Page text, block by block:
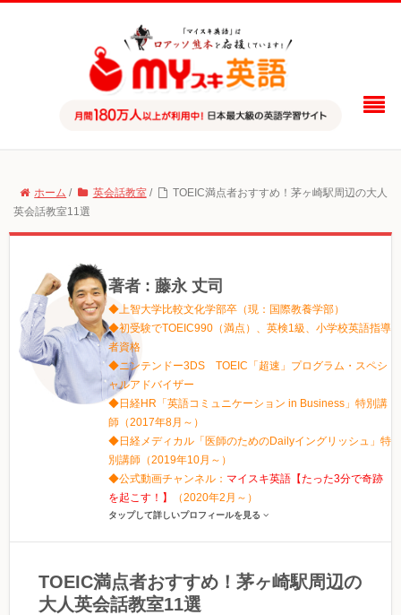
ホーム / 英会話教室 /
TOEIC満点者おすすめ！茅ヶ崎駅周辺の大人
英会話教室11選
著者 : 藤永 丈司
◆上智大学比較文化学部卒（現：国際教養学部）
◆初受験でTOEIC990（満点）、英検1級、小学校英語指導
者資格
◆ニンテンドー3DS TOEIC「超速」プログラム・スペシ
ャルアドバイザー
◆日経HR「英語コミュニケーション in Business」特別講
師（2017年8月～）
◆日経メディカル「医師のためのDailyイングリッシュ」特
別講師（2019年10月～）
◆公式動画チャンネル： マイスキ英語【たった3分で奇跡
を起こす！】
（2020年2月～）
タップして詳しいプロフィールを見る
TOEIC満点者おすすめ！茅ヶ崎駅周辺の
大人英会話教室11選